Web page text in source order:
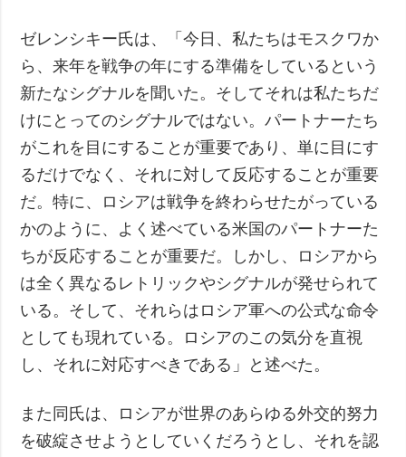
ゼレンシキー氏は、「今日、私たちはモスクワか
ら、来年を戦争の年にする準備をしているという
新たなシグナルを聞いた。そしてそれは私たちだ
けにとってのシグナルではない。パートナーたち
がこれを目にすることが重要であり、単に目にす
るだけでなく、それに対して反応することが重要
だ。特に、ロシアは戦争を終わらせたがっている
かのように、よく述べている米国のパートナーた
ちが反応することが重要だ。しかし、ロシアから
は全く異なるレトリックやシグナルが発せられて
いる。そして、それらはロシア軍への公式な命令
としても現れている。ロシアのこの気分を直視
し、それに対応すべきである」と述べた。
また同氏は、ロシアが世界のあらゆる外交的努力
を破綻させようとしていくだろうとし、それを認